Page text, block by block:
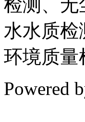
检测、无
水水质检
环境质量
Powered